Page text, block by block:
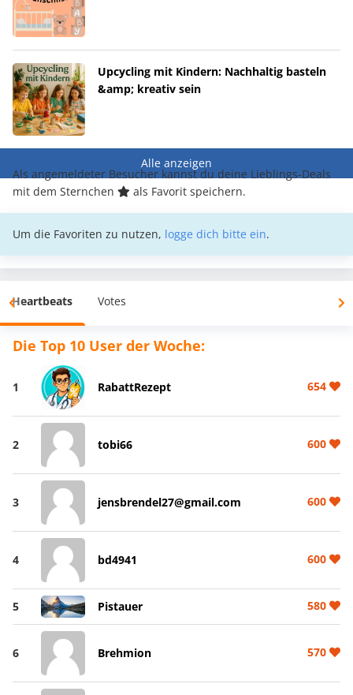
Upcycling mit Kindern: Nachhaltig basteln
&amp; kreativ sein
Alle anzeigen
Als angemeldeter Besucher kannst du deine Lieblings-Deals
mit dem Sternchen
als Favorit speichern.
Um die Favoriten zu nutzen, logge dich bitte ein.
Heartbeats Votes
Die Top 10 User der Woche:
1 RabattRezept 654
2 tobi66 600
3 jensbrendel27@gmail.com 600
4 bd4941 600
5 Pistauer 580
6 Brehmion 570